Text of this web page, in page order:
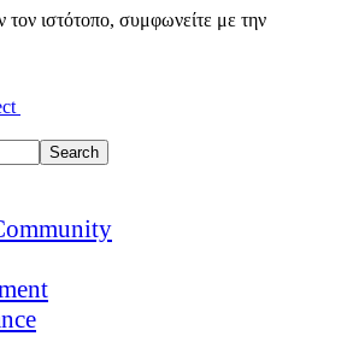
τον ιστότοπο, συμφωνείτε με την